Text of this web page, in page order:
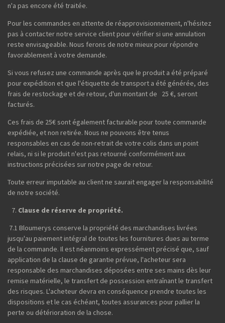
n'a pas encore été traitée.
Pour les commandes en attente de réapprovisionnement, n'hésitez
pas à contacter notre service client pour vérifier si une annulation
reste envisageable. Nous ferons de notre mieux pour répondre
favorablement à votre demande.
Si vous refusez une commande après que le produit a été préparé
pour expédition et que l'étiquette de transport a été générée, des
frais de restockage et de retour, d'un montant de 25 €, seront
facturés.
Ces frais de 25€ sont également facturable pour toute commande
expédiée, et non retirée. Nous ne pouvons être tenus
responsables en cas de non-retrait de votre colis dans un point
relais, ni si le produit n'est pas retourné conformément aux
instructions précisées sur notre page de retour.
Toute erreur imputable au client ne saurait engager la responsabilité
de notre société.
Clause de réserve de propriété.
7.1 Bloumerys conserve la propriété des marchandises livrées
jusqu'au paiement intégral de toutes les fournitures dues au terme
de la commande. Il est néanmoins expressément précisé que, sauf
application de la clause de garantie prévue, l'acheteur sera
responsable des marchandises déposées entre ses mains dès leur
remise matérielle, le transfert de possession entraînant le transfert
des risques. L'acheteur devra en conséquence prendre toutes les
dispositions et le cas échéant, toutes assurances pour pallier la
perte ou détérioration de la chose.